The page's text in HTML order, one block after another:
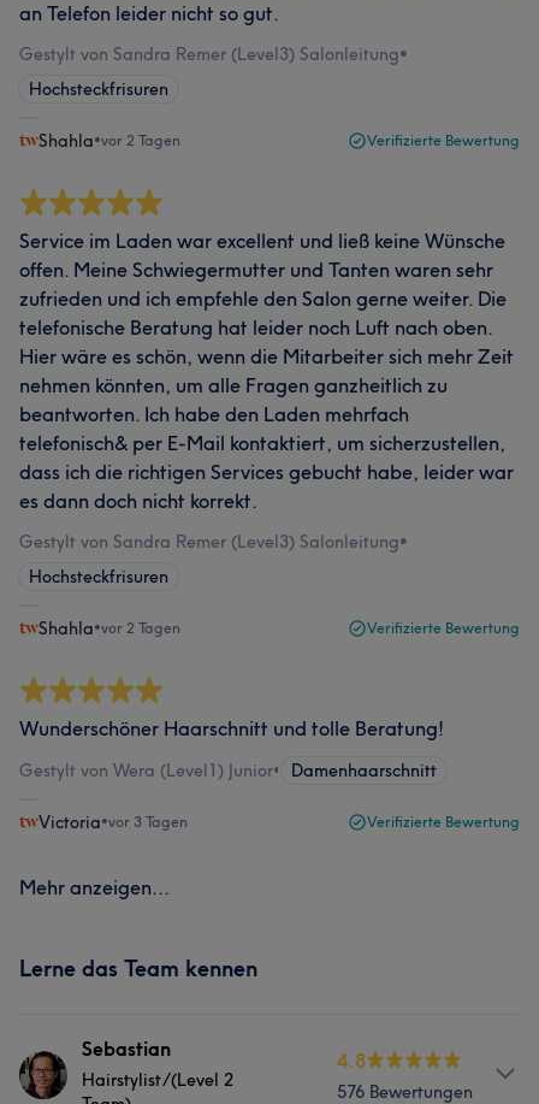
an Telefon leider nicht so gut.
Gestylt von Sandra Remer (Level3) Salonleitung•
Hochsteckfrisuren
Shahla•vor 2 Tagen Verifizierte Bewertung
Service im Laden war excellent und ließ keine Wünsche
offen. Meine Schwiegermutter und Tanten waren sehr
zufrieden und ich empfehle den Salon gerne weiter. Die
telefonische Beratung hat leider noch Luft nach oben.
Hier wäre es schön, wenn die Mitarbeiter sich mehr Zeit
nehmen könnten, um alle Fragen ganzheitlich zu
beantworten. Ich habe den Laden mehrfach
telefonisch& per E-Mail kontaktiert, um sicherzustellen,
dass ich die richtigen Services gebucht habe, leider war
es dann doch nicht korrekt.
Gestylt von Sandra Remer (Level3) Salonleitung•
Hochsteckfrisuren
Shahla•vor 2 Tagen Verifizierte Bewertung
Wunderschöner Haarschnitt und tolle Beratung!
Gestylt von Wera (Level1) Junior• Damenhaarschnitt
Victoria•vor 3 Tagen Verifizierte Bewertung
Mehr anzeigen...
Lerne das Team kennen
Sebastian
Hairstylist/(Level 2
4.8
576 Bewertungen